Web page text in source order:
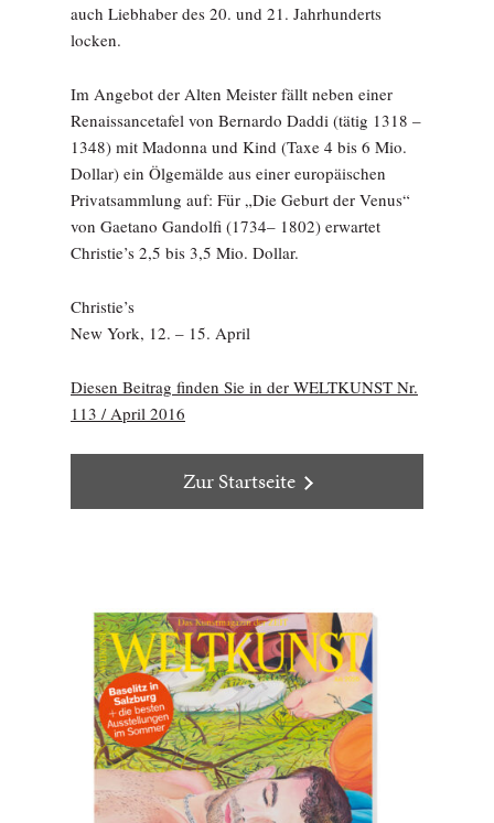
auch Liebhaber des 20. und 21. Jahrhunderts
locken.
Im Angebot der Alten Meister fällt neben einer
Renaissancetafel von Bernardo Daddi (tätig 1318 –
1348) mit Madonna und Kind (Taxe 4 bis 6 Mio.
Dollar) ein Ölgemälde aus einer europäischen
Privatsammlung auf: Für „Die Geburt der Venus“
von Gaetano Gandolfi (1734– 1802) erwartet
Christie’s 2,5 bis 3,5 Mio. Dollar.
Christie’s
New York, 12. – 15. April
Diesen Beitrag finden Sie in der WELTKUNST Nr.
113 / April 2016
Zur Startseite